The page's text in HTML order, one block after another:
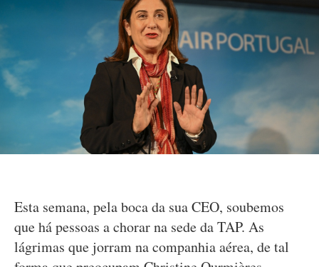
Esta semana, pela boca da sua CEO, soubemos
que há pessoas a chorar na sede da TAP. As
lágrimas que jorram na companhia aérea, de tal